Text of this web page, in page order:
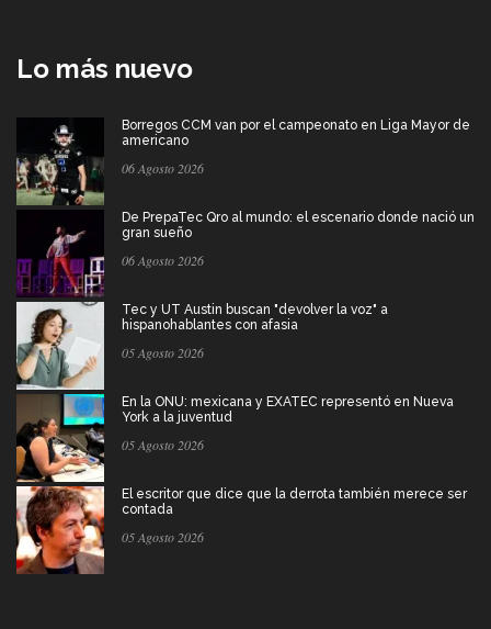
Lo más nuevo
Borregos CCM van por el campeonato en Liga Mayor de
americano
06 Agosto 2026
De PrepaTec Qro al mundo: el escenario donde nació un
gran sueño
06 Agosto 2026
Tec y UT Austin buscan "devolver la voz" a
hispanohablantes con afasia
05 Agosto 2026
En la ONU: mexicana y EXATEC representó en Nueva
York a la juventud
05 Agosto 2026
El escritor que dice que la derrota también merece ser
contada
05 Agosto 2026